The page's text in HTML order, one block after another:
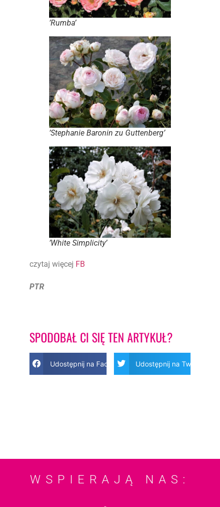
’Rumba’
’Stephanie Baronin zu Guttenberg’
’White Simplicity’
czytaj więcej FB
PTR
SPODOBAŁ CI SIĘ TEN ARTYKUŁ?
Udostępnij na Facebook Udostępnij na Twitter
WSPIERAJĄ NAS: